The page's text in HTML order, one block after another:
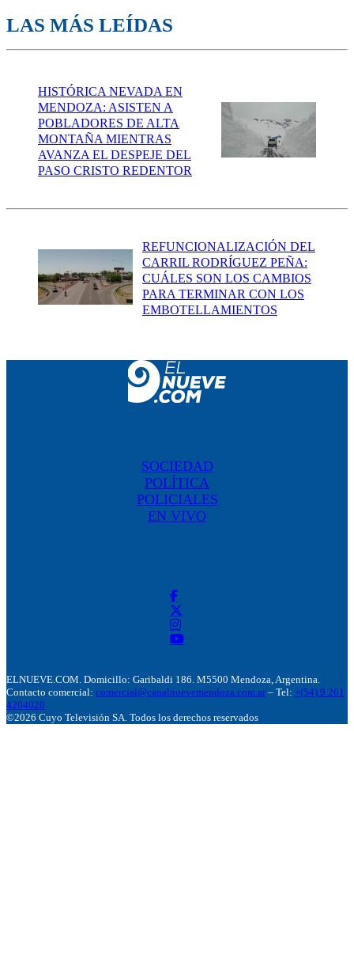
LAS MÁS LEÍDAS
HISTÓRICA NEVADA EN
MENDOZA: ASISTEN A
POBLADORES DE ALTA
MONTAÑA MIENTRAS
AVANZA EL DESPEJE DEL
PASO CRISTO REDENTOR
REFUNCIONALIZACIÓN DEL
CARRIL RODRÍGUEZ PEÑA:
CUÁLES SON LOS CAMBIOS
PARA TERMINAR CON LOS
EMBOTELLAMIENTOS
SOCIEDAD
POLÍTICA
POLICIALES
EN VIVO
ELNUEVE.COM. Domicillo: Garibaldi 186. M5500 Mendoza, Argentina.
Contacto comercial: comercial@canalnuevemendoza.com.ar – Tel: +(54) 9 261
4204020
©2026 Cuyo Televisión SA. Todos los derechos reservados